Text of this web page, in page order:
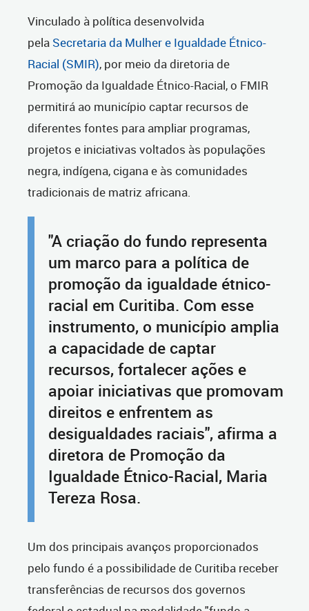
Vinculado à política desenvolvida
pela Secretaria da Mulher e Igualdade Étnico-
Racial (SMIR), por meio da diretoria de
Promoção da Igualdade Étnico-Racial, o FMIR
permitirá ao município captar recursos de
diferentes fontes para ampliar programas,
projetos e iniciativas voltados às populações
negra, indígena, cigana e às comunidades
tradicionais de matriz africana.
"A criação do fundo representa
um marco para a política de
promoção da igualdade étnico-
racial em Curitiba. Com esse
instrumento, o município amplia
a capacidade de captar
recursos, fortalecer ações e
apoiar iniciativas que promovam
direitos e enfrentem as
desigualdades raciais", afirma a
diretora de Promoção da
Igualdade Étnico-Racial, Maria
Tereza Rosa.
Um dos principais avanços proporcionados
pelo fundo é a possibilidade de Curitiba receber
transferências de recursos dos governos